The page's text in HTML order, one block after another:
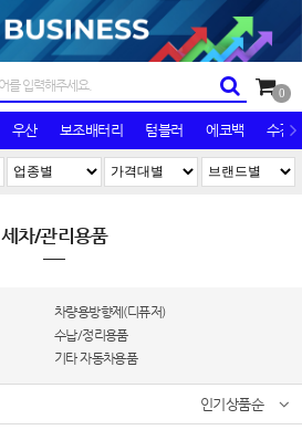
0
우산 보조배터리 텀블러 에코백 수건/
세차/관리용품
차량용방향제(디퓨저)
수납/정리용품
기타 자동차용품
인기상품순